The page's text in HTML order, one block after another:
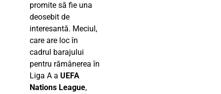
promite să fie una
deosebit de
interesantă. Meciul,
care are loc în
cadrul barajului
pentru rămânerea în
Liga A a UEFA
Nations League,